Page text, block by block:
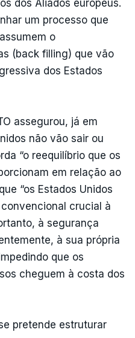
dos Aliados europeus.
um processo que
o
(back filling) que vão
dos Estados
assegurou, já em
não vão sair ou
“o reequilíbrio que os
em relação ao
“os Estados Unidos
crucial à
à segurança
à sua própria
que os
cheguem à costa dos
pretende estruturar